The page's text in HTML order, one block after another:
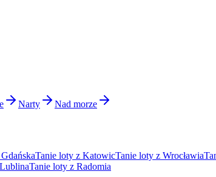
Narty Nad morze
Tanie loty z KatowicTanie loty z Wrocławia
Tanie loty z Radomia